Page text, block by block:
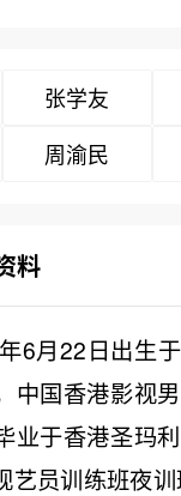
张学友
周渝民
料
6月22日出生
中国香港影视
业于香港圣玛
艺员训练班夜